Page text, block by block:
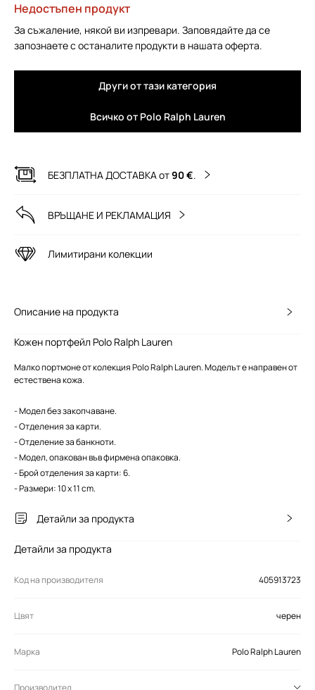
Недостъпен продукт
За съжаление, някой ви изпревари. Заповядайте да се
запознаете с останалите продукти в нашата оферта.
Други от тази категория
Всичко от Polo Ralph Lauren
БЕЗПЛАТНА ДОСТАВКА от90 €.
ВРЪЩАНЕ И РЕКЛАМАЦИЯ
Лимитирани колекции
Описание на продукта
Кожен портфейл Polo Ralph Lauren
Малко портмоне от колекция Polo Ralph Lauren. Моделът е направен от
естествена кожа.
- Модел без закопчаване.
- Отделения за карти.
- Отделение за банкноти.
- Модел, опакован във фирмена опаковка.
- Брой отделения за карти: 6.
- Размери: 10 x 11 cm.
Детайли за продукта
Детайли за продукта
Код на производителя 405913723
Цвят черен
Марка Polo Ralph Lauren
Производител